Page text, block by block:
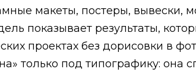
макеты, постеры, вывески,
показывает результаты,
проектах без дорисовки в
только под типографику: она